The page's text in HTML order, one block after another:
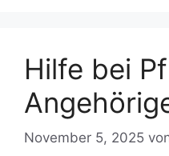
Hilfe bei
November 5, 2025